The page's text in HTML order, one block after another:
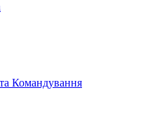
Командування